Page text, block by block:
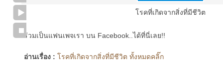
โรคที่เกิดจากสิ่งที่มีชีวิต
ร่วมเป็นแฟนเพจเรา บน Facebook..ได้ที่นี่เลย!!
อ่านเรื่อง : โรคที่เกิดจากสิ่งที่มีชีวิต ทั้งหมดคลิ๊ก